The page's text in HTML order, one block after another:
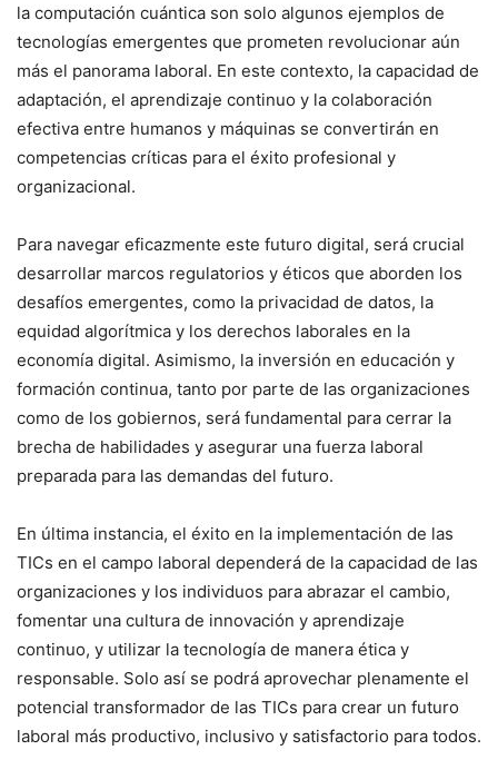
la computación cuántica son solo algunos ejemplos de
tecnologías emergentes que prometen revolucionar aún
más el panorama laboral. En este contexto, la capacidad de
adaptación, el aprendizaje continuo y la colaboración
efectiva entre humanos y máquinas se convertirán en
competencias críticas para el éxito profesional y
organizacional.
Para navegar eficazmente este futuro digital, será crucial
desarrollar marcos regulatorios y éticos que aborden los
desafíos emergentes, como la privacidad de datos, la
equidad algorítmica y los derechos laborales en la
economía digital. Asimismo, la inversión en educación y
formación continua, tanto por parte de las organizaciones
como de los gobiernos, será fundamental para cerrar la
brecha de habilidades y asegurar una fuerza laboral
preparada para las demandas del futuro.
En última instancia, el éxito en la implementación de las
TICs en el campo laboral dependerá de la capacidad de las
organizaciones y los individuos para abrazar el cambio,
fomentar una cultura de innovación y aprendizaje
continuo, y utilizar la tecnología de manera ética y
responsable. Solo así se podrá aprovechar plenamente el
potencial transformador de las TICs para crear un futuro
laboral más productivo, inclusivo y satisfactorio para todos.